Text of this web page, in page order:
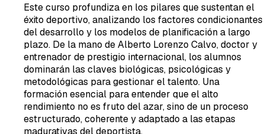
Este curso profundiza en los pilares que sustentan el
éxito deportivo, analizando los factores condicionantes
del desarrollo y los modelos de planificación a largo
plazo. De la mano de Alberto Lorenzo Calvo, doctor y
entrenador de prestigio internacional, los alumnos
dominarán las claves biológicas, psicológicas y
metodológicas para gestionar el talento. Una
formación esencial para entender que el alto
rendimiento no es fruto del azar, sino de un proceso
estructurado, coherente y adaptado a las etapas
madurativas del deportista.